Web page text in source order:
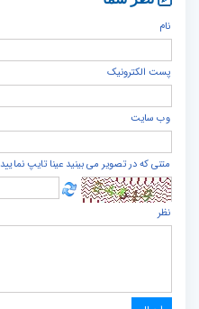
نام
پست الكترونيک
وب سایت
متنی که در تصویر می بینید عینا تایپ نمایید
نظر